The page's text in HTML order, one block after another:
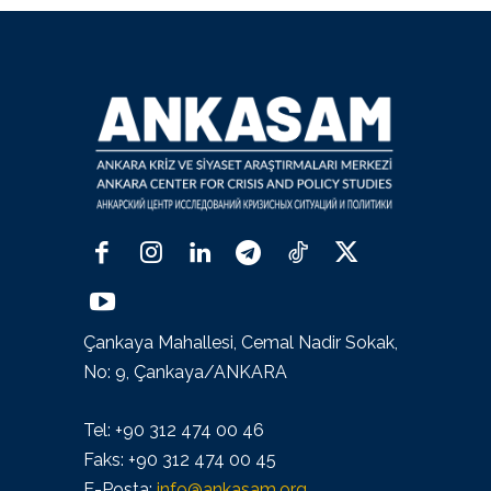
Çankaya Mahallesi, Cemal Nadir Sokak,
No: 9, Çankaya/ANKARA
Tel: +90 312 474 00 46
Faks: +90 312 474 00 45